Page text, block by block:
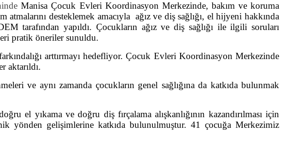
Manisa Çocuk Evleri Koordinasyon Merkezinde, bakım ve koruma
atmalarını desteklemek amacıyla ağız ve diş sağlığı, el hijyeni hakkında
tarafından yapıldı. Çocukların ağız ve diş sağlığı ile ilgili soruları
pratik öneriler sunuldu.
arttırmayı hedefliyor. Çocuk Evleri Koordinasyon Merkezinde
aktarıldı.
ve aynı zamanda çocukların genel sağlığına da katkıda bulunmak
yıkama ve doğru diş fırçalama alışkanlığının kazandırılması için
yönden gelişimlerine katkıda bulunulmuştur. 41 çocuğa Merkezimiz